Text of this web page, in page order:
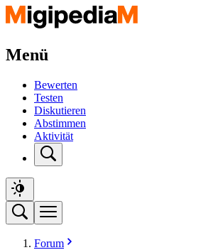
Menü
Bewerten
Testen
Diskutieren
Abstimmen
Aktivität
Forum